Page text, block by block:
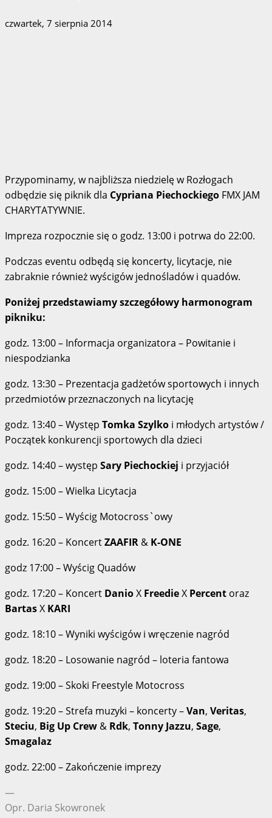
czwartek, 7 sierpnia 2014
Przypominamy, w najbliższa niedzielę w Rozłogach
odbędzie się piknik dla Cypriana Piechockiego FMX JAM
CHARYTATYWNIE.
Impreza rozpocznie się o godz. 13:00 i potrwa do 22:00.
Podczas eventu odbędą się koncerty, licytacje, nie
zabraknie również wyścigów jednośladów i quadów.
Poniżej przedstawiamy szczegółowy harmonogram
pikniku:
godz. 13:00 – Informacja organizatora – Powitanie i
niespodzianka
godz. 13:30 – Prezentacja gadżetów sportowych i innych
przedmiotów przeznaczonych na licytację
godz. 13:40 – Występ Tomka Szylko i młodych artystów /
Początek konkurencji sportowych dla dzieci
godz. 14:40 – występ Sary Piechockiej i przyjaciół
godz. 15:00 – Wielka Licytacja
godz. 15:50 – Wyścig Motocross`owy
godz. 16:20 – KoncertZAAFIR & K-ONE
godz 17:00 – Wyścig Quadów
godz. 17:20 – Koncert DanioX FreedieX Percent oraz
BartasX KARI
godz. 18:10 – Wyniki wyścigów i wręczenie nagród
godz. 18:20 – Losowanie nagród – loteria fantowa
godz. 19:00 – Skoki Freestyle Motocross
godz. 19:20 – Strefa muzyki – koncerty –Van, Veritas,
Steciu, Big Up Crew & Rdk, Tonny Jazzu, Sage,
Smagalaz
godz. 22:00 – Zakończenie imprezy
—
Opr. Daria Skowronek